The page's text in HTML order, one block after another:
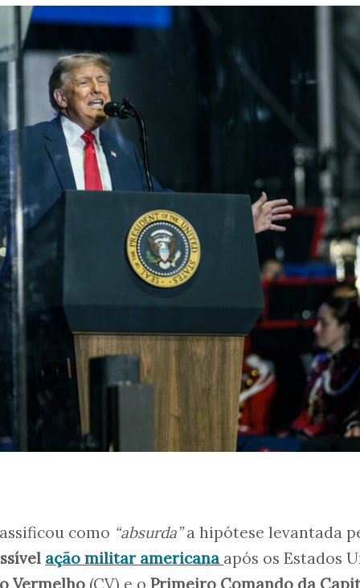
como “absurda”a hipótese levantada
ação militar americana após os Estados
Vermelho (CV) e o Primeiro Comando da